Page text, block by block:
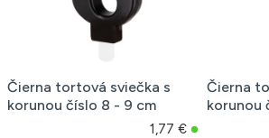
Čierna tortová sviečka s
korunou číslo 8 - 9 cm
1,77 €
Čierna
korunou